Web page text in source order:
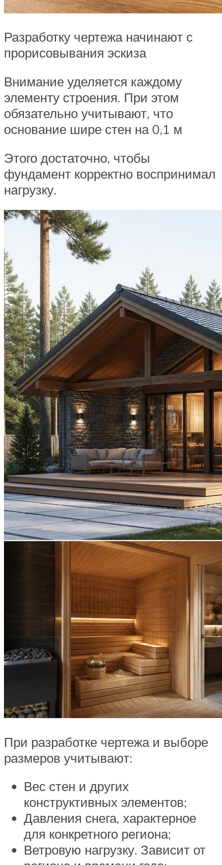
Разработку чертежа начинают с
прорисовывания эскиза
Внимание уделяется каждому
элементу строения. При этом
обязательно учитывают, что
основание шире стен на 0,1 м
Этого достаточно, чтобы
фундамент корректно воспринимал
нагрузку.
При разработке чертежа и выборе
размеров учитывают:
Вес стен и других
конструктивных элементов;
Давления снега, характерное
для конкретного региона;
Ветровую нагрузку. Зависит от